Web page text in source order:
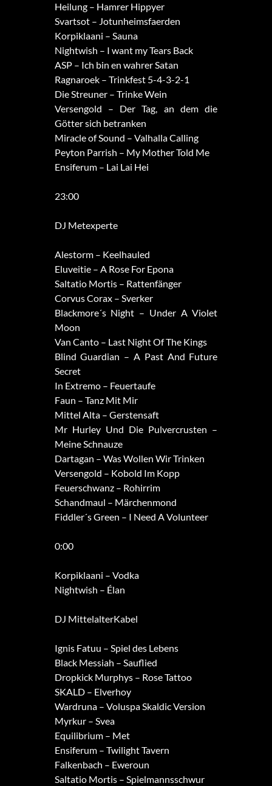
Heilung – Hamrer Hippyer
Svartsot – Jotunheimsfaerden
Korpiklaani – Sauna
Nightwish – I want my Tears Back
ASP – Ich bin en wahrer Satan
Ragnaroek – Trinkfest 5-4-3-2-1
Die Streuner – Trinke Wein
Versengold – Der Tag, an dem die
Götter sich betranken
Miracle of Sound – Valhalla Calling
Peyton Parrish – My Mother Told Me
Ensiferum – Lai Lai Hei
23:00
DJ Metexperte
Alestorm – Keelhauled
Eluveitie – A Rose For Epona
Saltatio Mortis – Rattenfänger
Corvus Corax – Sverker
Blackmore´s Night – Under A Violet
Moon
Van Canto – Last Night Of The Kings
Blind Guardian – A Past And Future
Secret
In Extremo – Feuertaufe
Faun – Tanz Mit Mir
Mittel Alta – Gerstensaft
Mr Hurley Und Die Pulvercrusten –
Meine Schnauze
Dartagan – Was Wollen Wir Trinken
Versengold – Kobold Im Kopp
Feuerschwanz – Rohirrim
Schandmaul – Märchenmond
Fiddler´s Green – I Need A Volunteer
0:00
Korpiklaani – Vodka
Nightwish – Élan
DJ MittelalterKabel
Ignis Fatuu – Spiel des Lebens
Black Messiah – Sauflied
Dropkick Murphys – Rose Tattoo
SKALD – Elverhoy
Wardruna – Voluspa Skaldic Version
Myrkur – Svea
Equilibrium – Met
Ensiferum – Twilight Tavern
Falkenbach – Eweroun
Saltatio Mortis – Spielmannsschwur